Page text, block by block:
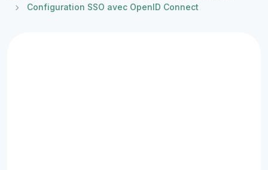
Configuration SSO avec OpenID Connect